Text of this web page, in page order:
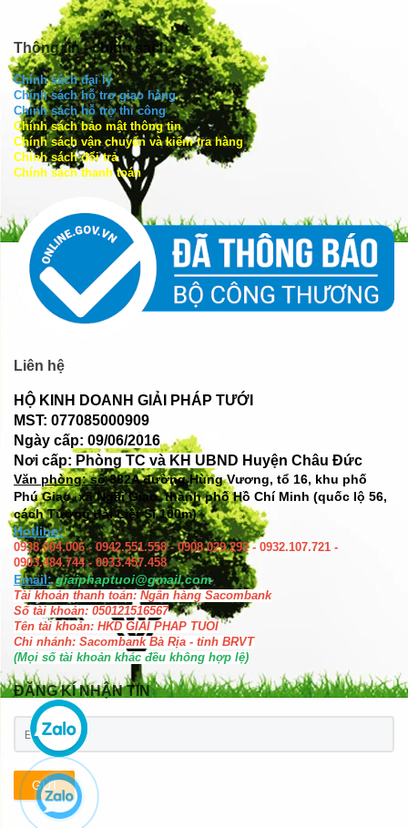
Thông tin - chính sách
Chính sách đại lý
Chính sách hỗ trợ giao hàng
Chính sách hỗ trợ thi công
Chính sách bảo mật thông tin
Chính sách vận chuyển và kiểm tra hàng
Chính sách đổi trả
Chính sách thanh toán
Liên hệ
HỘ KINH DOANH GIẢI PHÁP TƯỚI
MST: 077085000909
Ngày cấp: 09/06/2016
Nơi cấp: Phòng TC và KH UBND Huyện Châu Đức
Văn phòng: số382A đường Hùng Vương, tổ 16, khu phố
Phú Giao, xã Ngãi Giao, thành phố Hồ Chí Minh (quốc lộ 56,
cách Tượng đài Liệt Sĩ 100m)
Hotline:
0938.004.006 - 0942.551.558 - 0908.029.292 - 0932.107.721 -
0903.484.744 - 0933.457.458
Email: giaiphaptuoi@gmail.com
Tài khoản thanh toán: Ngân hàng Sacombank
Số tài khoản: 050121516567
Tên tài khoản: HKD GIAI PHAP TUOI
Chi nhánh: Sacombank Bà Rịa - tỉnh BRVT
(Mọi số tài khoản khác đều không hợp lệ)
ĐĂNG KÍ NHẬN TIN
GỬI